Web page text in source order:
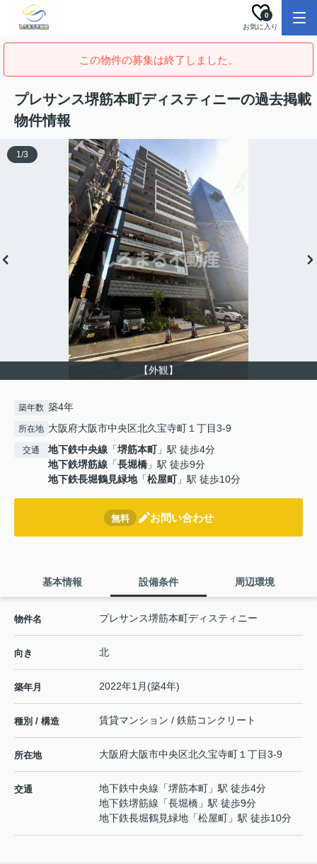
お気に入り
0
この物件の募集は終了しました。
プレサンス堺筋本町ディスティニーの過去掲載
物件情報
【外観】
1/3
築年数 築4年
所在地 大阪府大阪市中央区北久宝寺町１丁目3-9
交通 地下鉄中央線 「堺筋本町」駅 徒歩4分
地下鉄堺筋線 「長堀橋 」駅 徒歩9分
地下鉄長堀鶴見緑地「松屋町」駅 徒歩10分
無料 お問い合わせ
基本情報 設備条件 周辺環境
物件名 プレサンス堺筋本町ディスティニー
向き 北
築年月 2022年1月(築4年)
種別 / 構造 賃貸マンション / 鉄筋コンクリート
所在地 大阪府大阪市中央区北久宝寺町１丁目3-9
交通 地下鉄中央線 「堺筋本町 」駅 徒歩4分
地下鉄堺筋線 「長堀橋 」駅 徒歩9分
地下鉄長堀鶴見緑地 「松屋町 」駅 徒歩10分